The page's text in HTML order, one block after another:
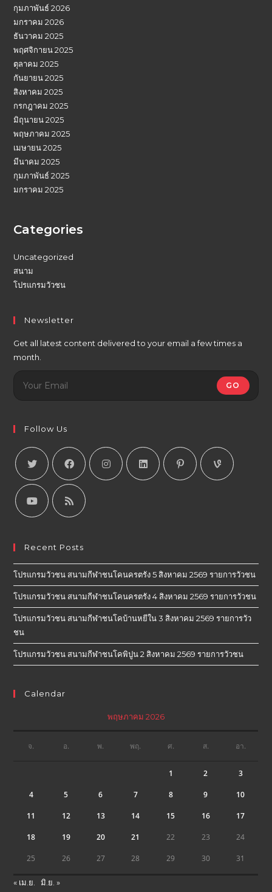
กุมภาพันธ์ 2026
มกราคม 2026
ธันวาคม 2025
พฤศจิกายน 2025
ตุลาคม 2025
กันยายน 2025
สิงหาคม 2025
กรกฎาคม 2025
มิถุนายน 2025
พฤษภาคม 2025
เมษายน 2025
มีนาคม 2025
กุมภาพันธ์ 2025
มกราคม 2025
Categories
Uncategorized
สนาม
โปรแกรมวัวชน
Newsletter
Get all latest content delivered to your email a few times a
month.
GO
Follow Us
Recent Posts
โปรแกรมวัวชน สนามกีฬาชนโคนครตรัง 5 สิงหาคม 2569 รายการวัวชน
โปรแกรมวัวชน สนามกีฬาชนโคนครตรัง 4 สิงหาคม 2569 รายการวัวชน
โปรแกรมวัวชน สนามกีฬาชนโคบ้านหยีใน 3 สิงหาคม 2569 รายการวัว
ชน
โปรแกรมวัวชน สนามกีฬาชนโคพิปูน 2 สิงหาคม 2569 รายการวัวชน
Calendar
พฤษภาคม 2026
จ. อ. พ. พฤ. ศ. ส. อา.
1 2 3
4 5 6 7 8 9 10
11 12 13 14 15 16 17
18 19 20 21 22 23 24
25 26 27 28 29 30 31
« เม.ย. มิ.ย. »